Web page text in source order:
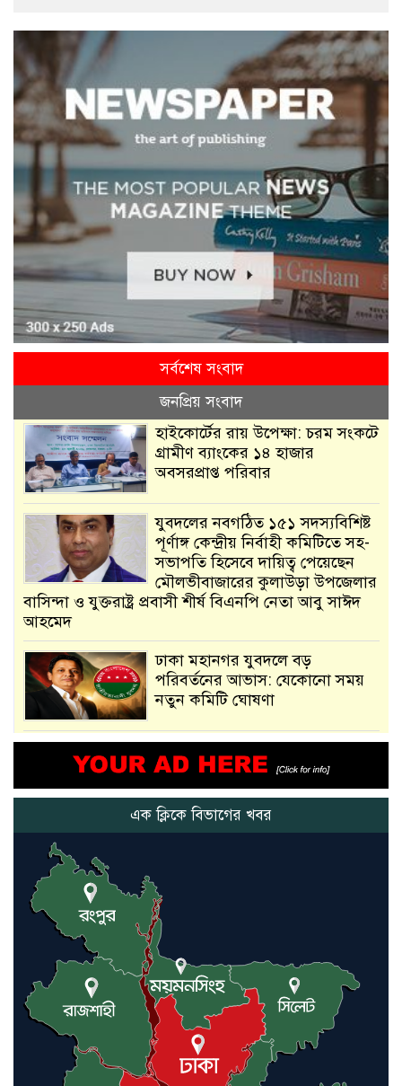
সর্বশেষ সংবাদ
জনপ্রিয় সংবাদ
হাইকোর্টের রায় উপেক্ষা: চরম সংকটে
গ্রামীণ ব্যাংকের ১৪ হাজার
অবসরপ্রাপ্ত পরিবার
যুবদলের নবগঠিত ১৫১ সদস্যবিশিষ্ট
পূর্ণাঙ্গ কেন্দ্রীয় নির্বাহী কমিটিতে সহ-
সভাপতি হিসেবে দায়িত্ব পেয়েছেন
মৌলভীবাজারের কুলাউড়া উপজেলার
বাসিন্দা ও যুক্তরাষ্ট্র প্রবাসী শীর্ষ বিএনপি নেতা আবু সাঈদ
আহমেদ
ঢাকা মহানগর যুবদলে বড়
পরিবর্তনের আভাস: যেকোনো সময়
নতুন কমিটি ঘোষণা
মানুষের উপকার হয় : প্রধানমন্ত্রী
যুক্তরাষ্ট্র ও ইসরায়েল বাদে হরমুজ
প্রণালি সবার জন্য উন্মুক্ত: আরাকচি
এবার চীনের দ্বারস্থ হলেন ডোনাল্ড
ট্রাম্প
এক ক্লিকে বিভাগের খবর